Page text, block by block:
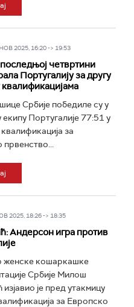
2025, 16:20 -> 19:53
четвртини
Португалију за другу
Србије победиле су у
Португалије 77:51 у
за
првенство...
2025, 18:26 -> 18:35
Андерсон игра против
женске кошаркашке
Србије Милош
је пред утакмицу
за Европско